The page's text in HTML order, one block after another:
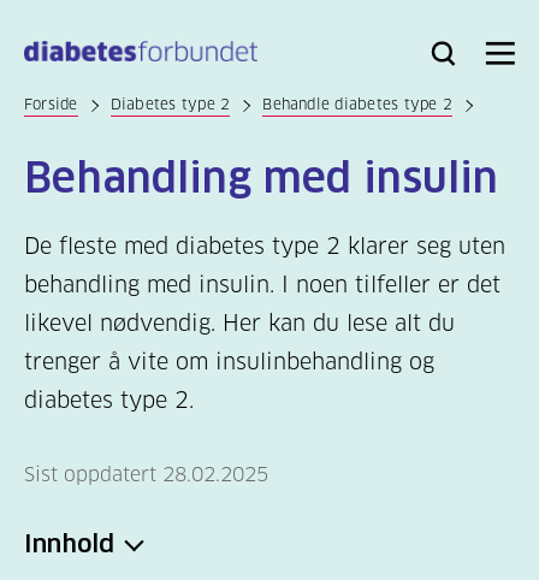
hovedinnhold
Bli
Logg
Søk Meny
Forside Diabetes type 2 Behandle diabetes type 2
Behandling med insulin
De fleste med diabetes type 2 klarer seg uten
behandling med insulin. I noen tilfeller er det
likevel nødvendig. Her kan du lese alt du
trenger å vite om insulinbehandling og
diabetes type 2.
Sist oppdatert 28.02.2025
Innhold